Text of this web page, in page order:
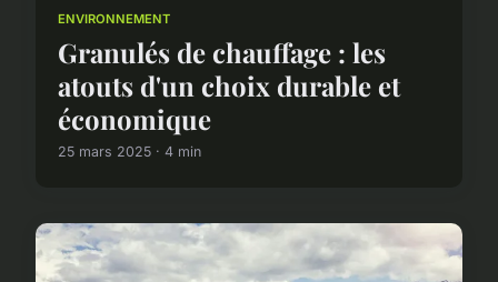
ENVIRONNEMENT
Granulés de chauffage : les
atouts d'un choix durable et
économique
25 mars 2025 · 4 min